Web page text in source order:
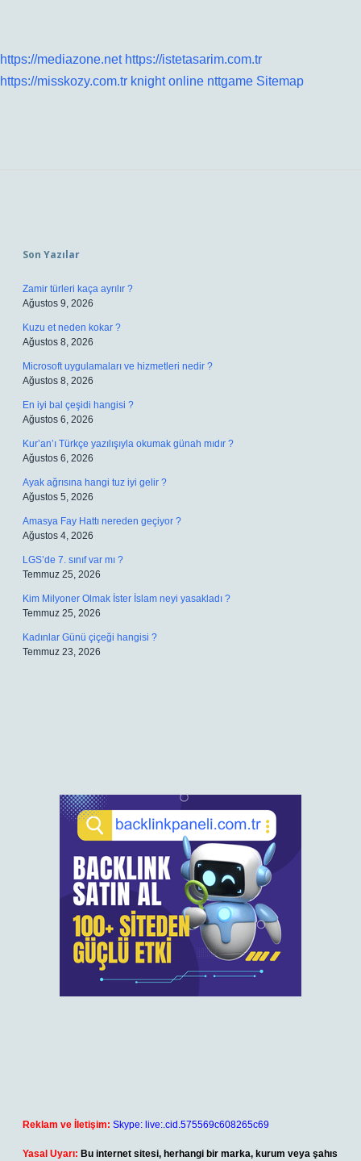
https://mediazone.net https://istetasarim.com.tr
https://misskozy.com.tr knight online nttgame Sitemap
Son Yazılar
Zamir türleri kaça ayrılır ?
Ağustos 9, 2026
Kuzu et neden kokar ?
Ağustos 8, 2026
Microsoft uygulamaları ve hizmetleri nedir ?
Ağustos 8, 2026
En iyi bal çeşidi hangisi ?
Ağustos 6, 2026
Kur’an’ı Türkçe yazılışıyla okumak günah mıdır ?
Ağustos 6, 2026
Ayak ağrısına hangi tuz iyi gelir ?
Ağustos 5, 2026
Amasya Fay Hattı nereden geçiyor ?
Ağustos 4, 2026
LGS’de 7. sınıf var mı ?
Temmuz 25, 2026
Kim Milyoner Olmak İster İslam neyi yasakladı ?
Temmuz 25, 2026
Kadınlar Günü çiçeği hangisi ?
Temmuz 23, 2026
Reklam ve İletişim: Skype: live:.cid.575569c608265c69
Yasal Uyarı: Bu internet sitesi, herhangi bir marka, kurum veya şahıs